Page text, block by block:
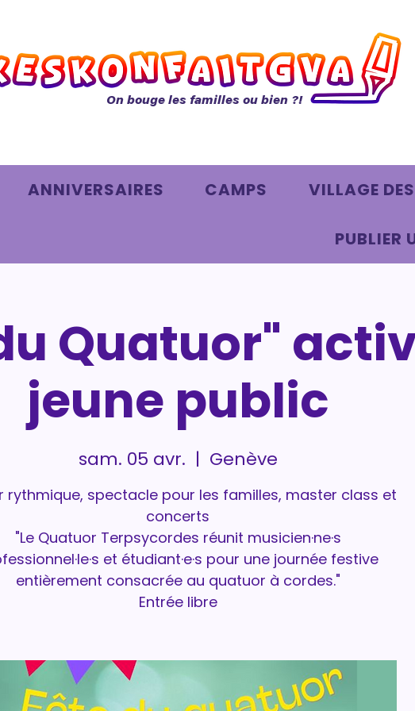
On bouge les familles ou bien ?!
ANNIVERSAIRES CAMPS VILLAGE
PUBLIER
Quatuor"
jeune public
sam. 05 avr.
  |
Genève
rythmique, spectacle pour les familles, master class et
concerts
"Le Quatuor Terpsycordes réunit musicien·ne·s
et étudiant·e·s pour une journée festive
entièrement consacrée au quatuor à cordes."
Entrée libre